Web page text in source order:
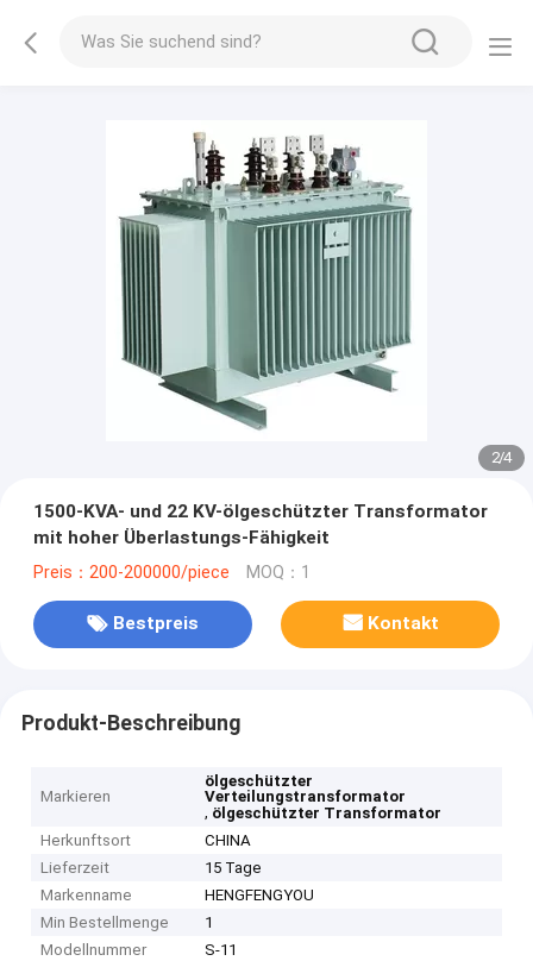
2/4
1500-KVA- und 22 KV-ölgeschützter Transformator
mit hoher Überlastungs-Fähigkeit
Preis：200-200000/piece MOQ：1
Bestpreis Kontakt
Produkt-Beschreibung
Markieren
ölgeschützter
Verteilungstransformator
, ölgeschützter Transformator
Herkunftsort
CHINA
Lieferzeit
15 Tage
Markenname
HENGFENGYOU
Min Bestellmenge
1
Modellnummer
S-11